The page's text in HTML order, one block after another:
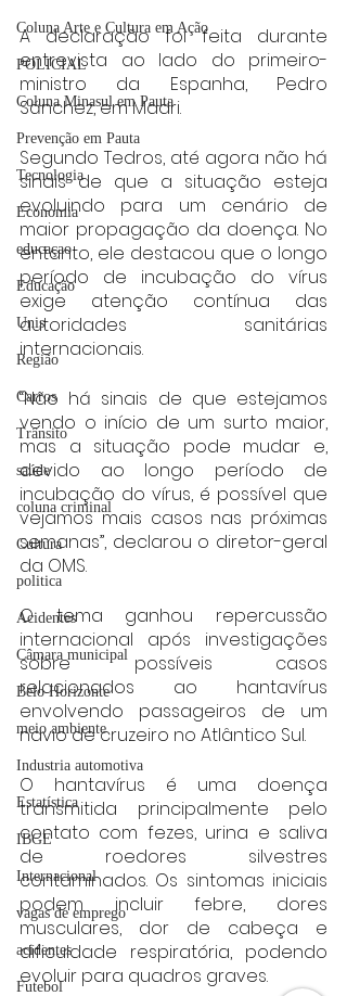
Coluna Arte e Cultura em Ação
POLICIAL
Coluna Minasul em Pauta
Prevenção em Pauta
Tecnologia
Economia
educaçao
Educação
Unis
Região
Carros
Trânsito
saúde
coluna criminal
Cultura
politica
Acidentes
Câmara municipal
Belo Horizonte
meio ambiente
Industria automotiva
Estatística
IBGE
Internacional
vagas de emprego
acidentes
Futebol
A declaração foi feita durante
entrevista ao lado do primeiro-
ministro da Espanha, Pedro
Sánchez, em Madri.
Segundo Tedros, até agora não há
sinais de que a situação esteja
evoluindo para um cenário de
maior propagação da doença. No
entanto, ele destacou que o longo
período de incubação do vírus
exige atenção contínua das
autoridades sanitárias
internacionais.
“Não há sinais de que estejamos
vendo o início de um surto maior,
mas a situação pode mudar e,
devido ao longo período de
incubação do vírus, é possível que
vejamos mais casos nas próximas
semanas”, declarou o diretor-geral
da OMS.
O tema ganhou repercussão
internacional após investigações
sobre possíveis casos
relacionados ao hantavírus
envolvendo passageiros de um
navio de cruzeiro no Atlântico Sul.
O hantavírus é uma doença
transmitida principalmente pelo
contato com fezes, urina e saliva
de roedores silvestres
contaminados. Os sintomas iniciais
podem incluir febre, dores
musculares, dor de cabeça e
dificuldade respiratória, podendo
evoluir para quadros graves.